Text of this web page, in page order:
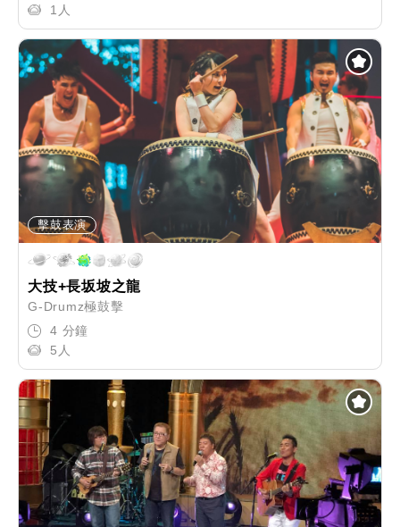
1人
擊鼓表演
大技+長坂坡之龍
G-Drumz極鼓擊
4 分鐘
5人